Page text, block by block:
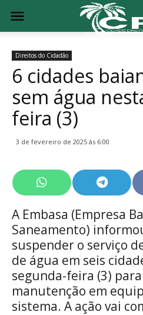
Direitos do Cidadão
6 cidades
sem água
feira (3)
3 de fevereiro de 2025 às 6:00
Share
on
WhatsApp
Share
on
A Embasa (Empresa
Saneamento)
suspender o serviço
de água em seis
segunda-feira (3)
manutenção em
sistema. A ação vai